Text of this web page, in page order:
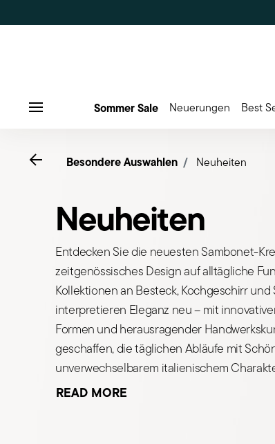
Bis zu 50% Rabatt | Bestellungen 7.–16.
Sommer Sale Neuerungen Best
Go backBesondere Auswahlen Neuheiten
Neuheiten
Entdecken Sie die neuesten Sambonet-
zeitgenössisches Design auf alltägliche
Kollektionen an Besteck, Kochgeschirr
interpretieren Eleganz neu – mit
Formen und herausragender
geschaffen, die täglichen Abläufe mit
unverwechselbarem italienischem
READ MORE